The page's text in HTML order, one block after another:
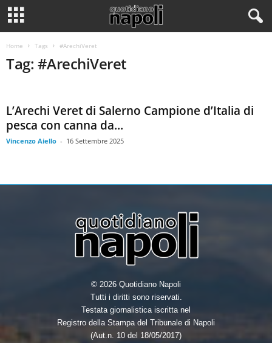
Home Tags #ArechiVeret
Tag: #ArechiVeret
L’Arechi Veret di Salerno Campione d’Italia di
pesca con canna da...
Vincenzo Aiello - 16 Settembre 2025
© 2026 Quotidiano Napoli
Tutti i diritti sono riservati.
Testata giornalistica iscritta nel
Registro della Stampa del Tribunale di Napoli
(Aut.n. 10 del 18/05/2017)